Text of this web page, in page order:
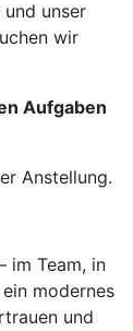
unser
wir
Aufgaben
Anstellung.
im Team, in
modernes
und